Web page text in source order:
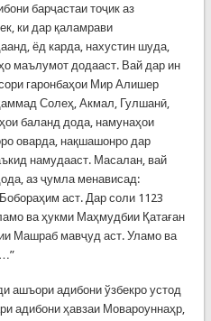
барҷастаи тоҷик аз
ки дар қаламрави
ёд карда, нахустин шуда,
маълумот додааст. Вай дар ин
гаронбаҳои Мир Алишер
Солеҳ, Акмал, Гулшанӣ,
баланд дода, намунаҳои
оварда, нақшашонро дар
намудааст. Масалан, вай
аз ҷумла менависад:
аст. Дар соли 1123
ва ҳукми Маҳмудбии Қатаған
Машраб мавҷуд аст. Уламо ва
ашъори адибони ўзбекро устод
адибони ҳавзаи Мовароуннаҳр,